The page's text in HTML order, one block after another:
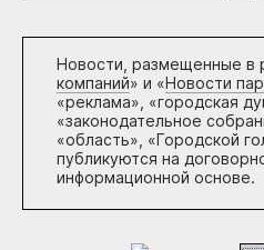
Новости, размещенные в
компаний» и «Новости
«реклама», «городская
«законодательное
«область», «Городской
публикуются на
информационной основе.